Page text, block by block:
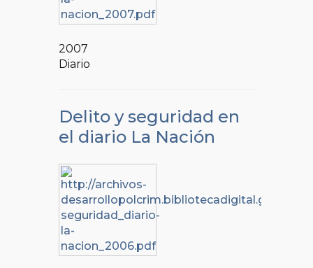
2007
Diario
Delito y seguridad en
el diario La Nación